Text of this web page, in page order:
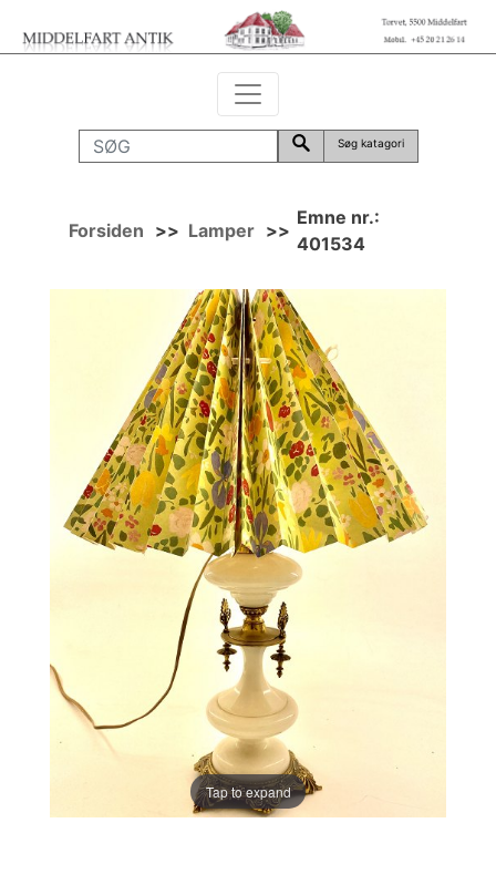
Søg katagori
Forsiden >> Lamper >>
Emne nr.:
401534
Tap to expand